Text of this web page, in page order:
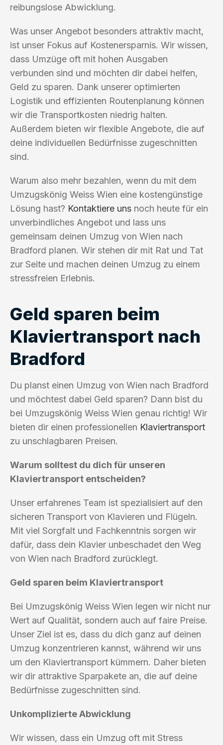
reibungslose Abwicklung.
Was unser Angebot besonders attraktiv macht,
ist unser Fokus auf Kostenersparnis. Wir wissen,
dass Umzüge oft mit hohen Ausgaben
verbunden sind und möchten dir dabei helfen,
Geld zu sparen. Dank unserer optimierten
Logistik und effizienten Routenplanung können
wir die Transportkosten niedrig halten.
Außerdem bieten wir flexible Angebote, die auf
deine individuellen Bedürfnisse zugeschnitten
sind.
Warum also mehr bezahlen, wenn du mit dem
Umzugskönig Weiss Wien eine kostengünstige
Lösung hast? Kontaktiere uns noch heute für ein
unverbindliches Angebot und lass uns
gemeinsam deinen Umzug von Wien nach
Bradford planen. Wir stehen dir mit Rat und Tat
zur Seite und machen deinen Umzug zu einem
stressfreien Erlebnis.
Geld sparen beim
Klaviertransport nach
Bradford
Du planst einen Umzug von Wien nach Bradford
und möchtest dabei Geld sparen? Dann bist du
bei Umzugskönig Weiss Wien genau richtig! Wir
bieten dir einen professionellen Klaviertransport
zu unschlagbaren Preisen.
Warum solltest du dich für unseren
Klaviertransport entscheiden?
Unser erfahrenes Team ist spezialisiert auf den
sicheren Transport von Klavieren und Flügeln.
Mit viel Sorgfalt und Fachkenntnis sorgen wir
dafür, dass dein Klavier unbeschadet den Weg
von Wien nach Bradford zurücklegt.
Geld sparen beim Klaviertransport
Bei Umzugskönig Weiss Wien legen wir nicht nur
Wert auf Qualität, sondern auch auf faire Preise.
Unser Ziel ist es, dass du dich ganz auf deinen
Umzug konzentrieren kannst, während wir uns
um den Klaviertransport kümmern. Daher bieten
wir dir attraktive Sparpakete an, die auf deine
Bedürfnisse zugeschnitten sind.
Unkomplizierte Abwicklung
Wir wissen, dass ein Umzug oft mit Stress